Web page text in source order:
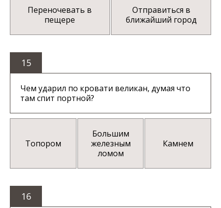
Переночевать в
пещере
Отправиться в
ближайший город
15
Чем ударил по кровати великан, думая что
там спит портной?
Топором
Большим
железным
ломом
Камнем
16